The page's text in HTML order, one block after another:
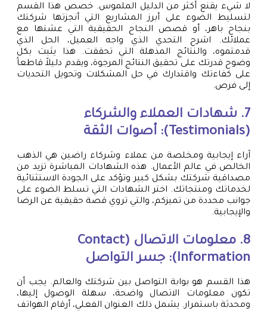
لا شيء يقنع أكثر من الدليل الملموس. خصص هذا القسم
لتسليط الضوء على أبرز المشاريع التي أنجزتها شركتك
بنجاح باهر، أو قصص النجاح الحقيقية التي عشتها مع
عملائك. اشرح التحدي الذي واجه العميل، الحل الذي
قدمتموه، والنتائج المذهلة التي تحققت. هذا يثبت بكل
وضوح قدرتك على تحقيق النتائج المرجوة، ويقدم دليلاً قاطعاً
على كفاءتك واقتدارك في حل المشكلات وتحويل التحديات
إلى فرص.
7. شهادات العملاء والشركاء
(Testimonials): أصوات الثقة
آراء إيجابية ومخلصة من عملاء وشركاء راضين هي الذهب
الخالص في عالم الأعمال. هذه الشهادات المباشرة تزيد من
مصداقية شركتك بشكل كبير وتؤكد على الجودة الاستثنائية
لخدماتك ومنتجاتك. اختر الشهادات التي تسلط الضوء على
جوانب محددة من تميزكم، والتي تروي قصة حقيقية عن الرضا
والإيجابية.
8. معلومات الاتصال (Contact
Information): جسر التواصل
هذا القسم هو بوابة التواصل بين شركتك والعالم. يجب أن
تكون معلومات الاتصال واضحة، سهلة الوصول إليها،
ومحدثة باستمرار. يشمل ذلك العنوان الفعلي، أرقام الهواتف